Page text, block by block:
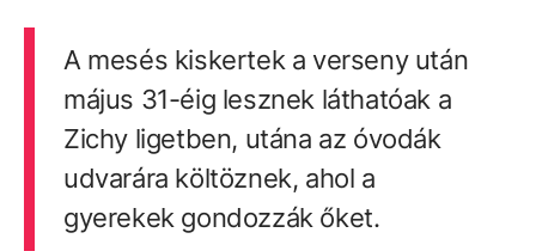
A mesés kiskertek a verseny után
május 31-éig lesznek láthatóak a
Zichy ligetben, utána az óvodák
udvarára költöznek, ahol a
gyerekek gondozzák őket.